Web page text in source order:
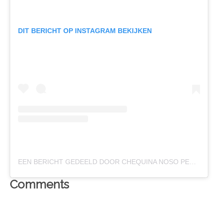
DIT BERICHT OP INSTAGRAM BEKIJKEN
Comments